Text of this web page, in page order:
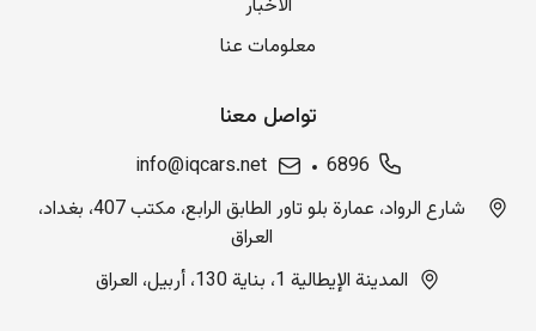
الاخبار
معلومات عنا
تواصل معنا
6896
info@iqcars.net
شارع الرواد، عمارة بلو تاور الطابق الرابع، مكتب 407، بغداد،
العراق
المدينة الإيطالية 1، بناية 130، أربيل، العراق